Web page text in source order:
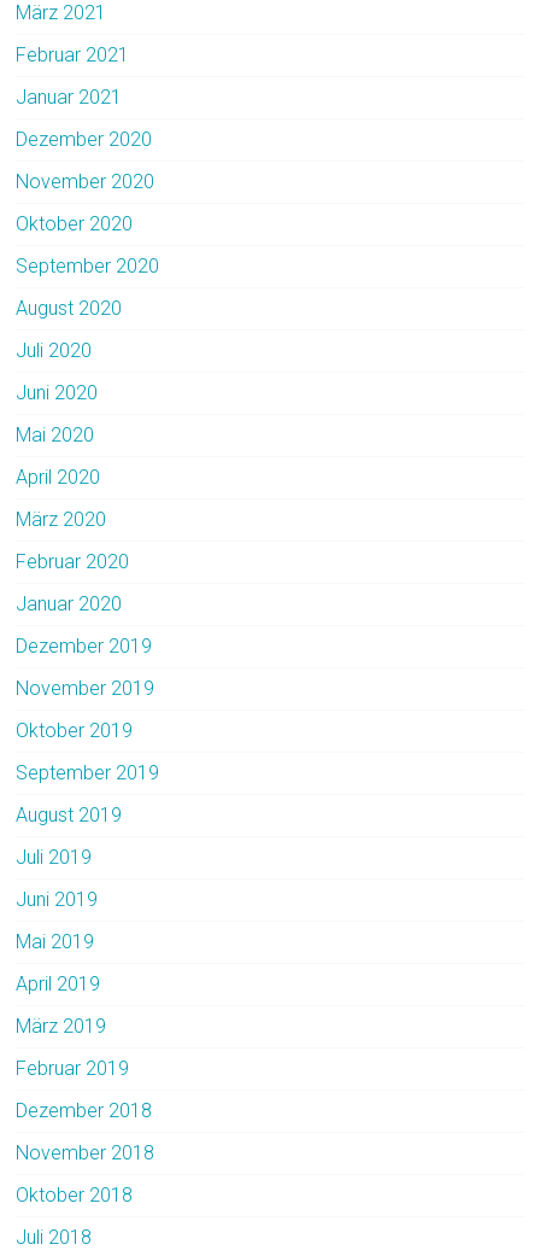
März 2021
Februar 2021
Januar 2021
Dezember 2020
November 2020
Oktober 2020
September 2020
August 2020
Juli 2020
Juni 2020
Mai 2020
April 2020
März 2020
Februar 2020
Januar 2020
Dezember 2019
November 2019
Oktober 2019
September 2019
August 2019
Juli 2019
Juni 2019
Mai 2019
April 2019
März 2019
Februar 2019
Dezember 2018
November 2018
Oktober 2018
Juli 2018